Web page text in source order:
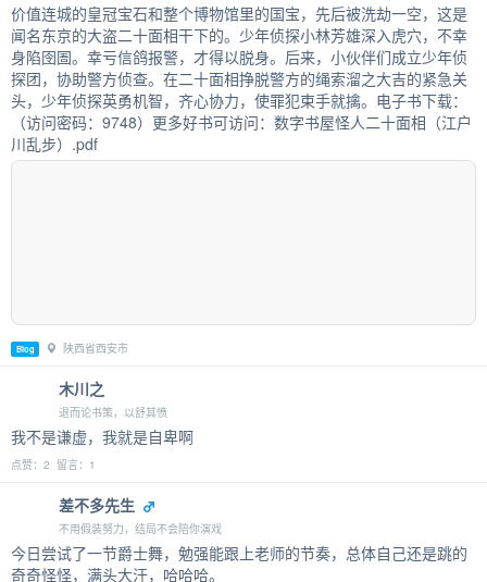
价值连城的皇冠宝石和整个博物馆里的国宝，先后被洗劫一空，这是
闻名东京的大盗二十面相干下的。少年侦探小林芳雄深入虎穴，不幸
身陷囹圄。幸亏信鸽报警，才得以脱身。后来，小伙伴们成立少年侦
探团，协助警方侦查。在二十面相挣脱警方的绳索溜之大吉的紧急关
头，少年侦探英勇机智，齐心协力，使罪犯束手就擒。电子书下载：
（访问密码：9748）更多好书可访问：数字书屋怪人二十面相（江户
川乱步）.pdf
Blog 陕西省西安市
木川之
退而论书策，以舒其愤
我不是谦虚，我就是自卑啊
点赞：2 留言：1
差不多先生
不用假装努力，结局不会陪你演戏
今日尝试了一节爵士舞，勉强能跟上老师的节奏，总体自己还是跳的
奇奇怪怪，满头大汗，哈哈哈。